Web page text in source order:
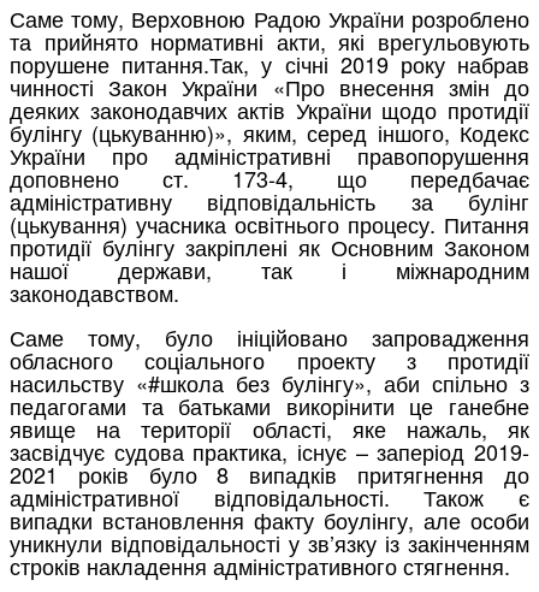
Саме тому, Верховною Радою України розроблено
та прийнято нормативні акти, які врегульовують
порушене питання.Так, у січні 2019 року набрав
чинності Закон України «Про внесення змін до
деяких законодавчих актів України щодо протидії
булінгу (цькуванню)», яким, серед іншого, Кодекс
України про адміністративні правопорушення
доповнено ст. 173‑4, що передбачає
адміністративну відповідальність за булінг
(цькування) учасника освітнього процесу. Питання
протидії булінгу закріплені як Основним Законом
нашої держави, так і міжнародним
законодавством.
Саме тому, було ініційовано запровадження
обласного соціального проекту з протидії
насильству «#школа без булінгу», аби спільно з
педагогами та батьками викорінити це ганебне
явище на території області, яке нажаль, як
засвідчує судова практика, існує – заперіод 2019-
2021 років було 8 випадків притягнення до
адміністративної відповідальності. Також є
випадки встановлення факту боулінгу, але особи
уникнули відповідальності у зв’язку із закінченням
строків накладення адміністративного стягнення.